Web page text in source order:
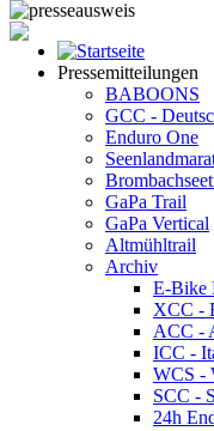
Pressemitteilungen
BABOONS
GCC -
Enduro One
GaPa Trail
GaPa Vertical
Altmühltrail
Archiv
E-Bike
XCC -
ACC -
ICC -
WCS -
SCC -
24h